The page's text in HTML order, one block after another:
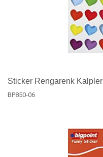
Sticker Rengarenk Kalpler
BP850-06